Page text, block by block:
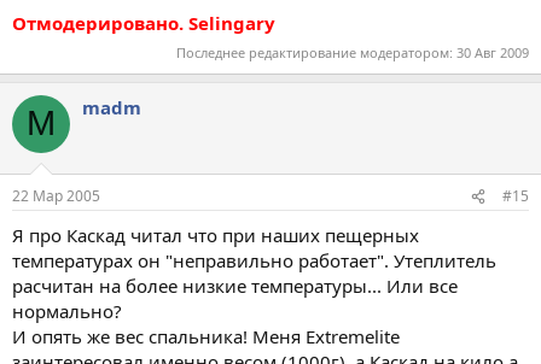
Отмодерировано. Selingary
Последнее редактирование модератором: 30 Авг 2009
M madm
22 Мар 2005 #15
Я про Каскад читал что при наших пещерных
температурах он "неправильно работает". Утеплитель
расчитан на более низкие температуры... Или все
нормально?
И опять же вес спальника! Меня Extremelite